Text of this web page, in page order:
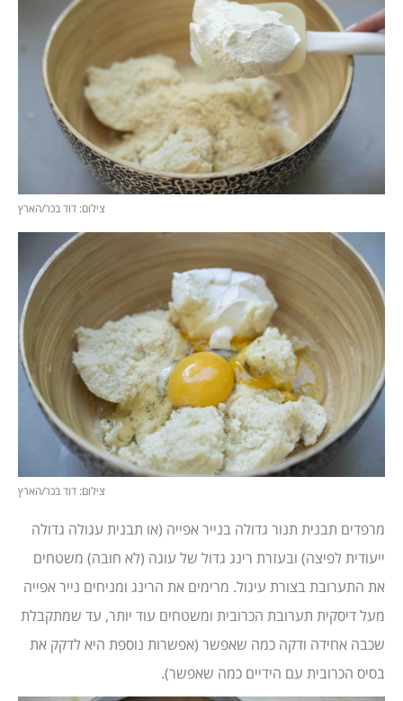
צילום: דוד בכר/הארץ
צילום: דוד בכר/הארץ
מרפדים תבנית תנור גדולה בנייר אפייה (או תבנית עגולה גדולה
ייעודית לפיצה) ובעזרת רינג גדול של עוגה (לא חובה) משטחים
את התערובת בצורת עיגול. מרימים את הרינג ומניחים נייר אפייה
מעל דיסקית תערובת הכרובית ומשטחים עוד יותר, עד שמתקבלת
שכבה אחידה ודקה כמה שאפשר (אפשרות נוספת היא לדקק את
בסיס הכרובית עם הידיים כמה שאפשר).